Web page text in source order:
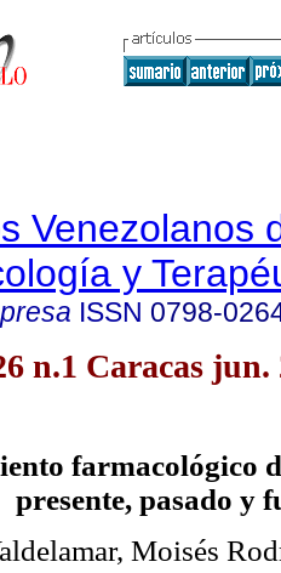
Venezolanos
y
ISSN 0798-
n.1 Caracas jun.
farmacológico
presente, pasado y
Moisés